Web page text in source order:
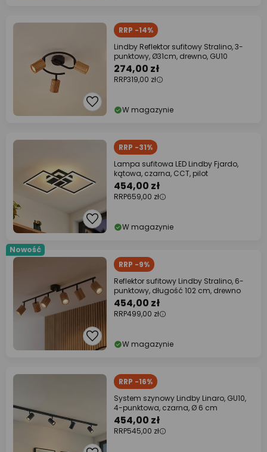
RRP -14%
Lindby Reflektor sufitowy Stralino, 3-
punktowy, Ø31cm, drewno, GU10
274,00 zł
RRP319,00 zł
W magazynie
RRP -31%
Lampa sufitowa LED Lindby Fjardo,
kątowa, czarna, CCT, pilot
454,00 zł
RRP659,00 zł
W magazynie
Nowość
RRP -9%
Reflektor sufitowy Lindby Stralino, 6-
punktowy, długość 102 cm, drewno
454,00 zł
RRP499,00 zł
W magazynie
RRP -16%
System szynowy Lindby Linaro, GU10,
4-punktowa, czarna, Ø 6 cm
454,00 zł
RRP545,00 zł